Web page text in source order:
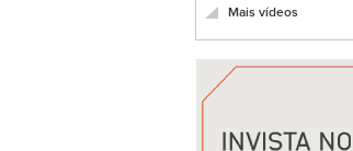
Mais vídeos